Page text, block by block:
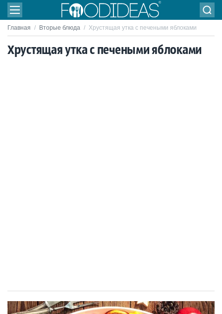
Главная / Вторые блюда / Хрустящая утка с печеными яблоками
Хрустящая утка с печеными яблоками